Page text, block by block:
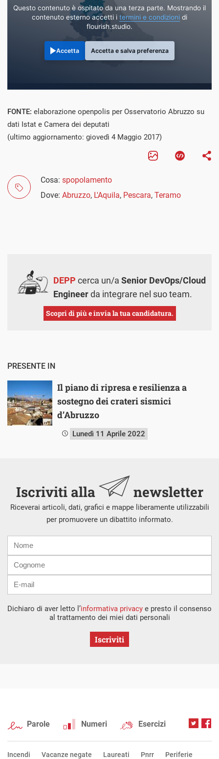
Questo contenuto è ospitato da una terza parte. Mostrando il
contenuto esterno accetti i termini e condizioni di
flourish.studio.
Accetta Accetta e salva preferenza
FONTE: elaborazione openpolis per Osservatorio Abruzzo su
dati Istat e Camera dei deputati
(ultimo aggiornamento: giovedì 4 Maggio 2017)
Cosa: spopolamento
Dove: Abruzzo, L'Aquila, Pescara, Teramo
DEPP cerca un/a Senior DevOps/Cloud
Engineerda integrare nel suo team.
Scopri di più e invia la tua candidatura.
PRESENTE IN
Il piano di ripresa e resilienza a
sostegno dei crateri sismici
d’Abruzzo
Lunedì 11 Aprile 2022
Iscriviti alla newsletter
Riceverai articoli, dati, grafici e mappe liberamente utilizzabili
per promuovere un dibattito informato.
mail
Dichiaro di aver letto l’informativa privacy e presto il consenso
al trattamento dei miei dati personali
Iscriviti
Parole Numeri Esercizi
Incendi Vacanze negate Laureati Pnrr Periferie